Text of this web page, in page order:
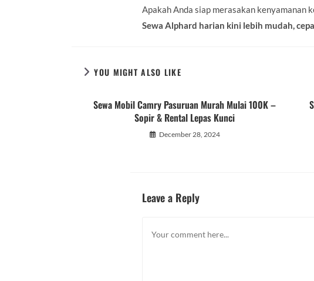
Apakah Anda siap merasakan kenyamanan
Sewa Alphard harian kini lebih mudah,
YOU MIGHT ALSO LIKE
Sewa Mobil Camry Pasuruan Murah Mulai 100K –
Sopir & Rental Lepas Kunci
December 28, 2024
Leave a Reply